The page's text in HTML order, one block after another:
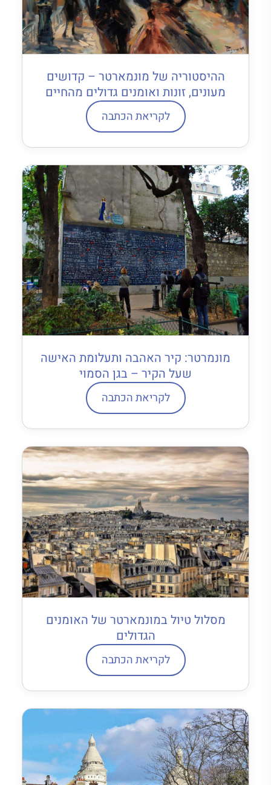
ההיסטוריה של מונמארטר – קדושים
מעונים, זונות ואומנים גדולים מהחיים
לקריאת הכתבה
מונמרטר: קיר האהבה ותעלומת האישה
שעל הקיר – בגן הסמוי
לקריאת הכתבה
מסלול טיול במונמארטר של האומנים
הגדולים
לקריאת הכתבה